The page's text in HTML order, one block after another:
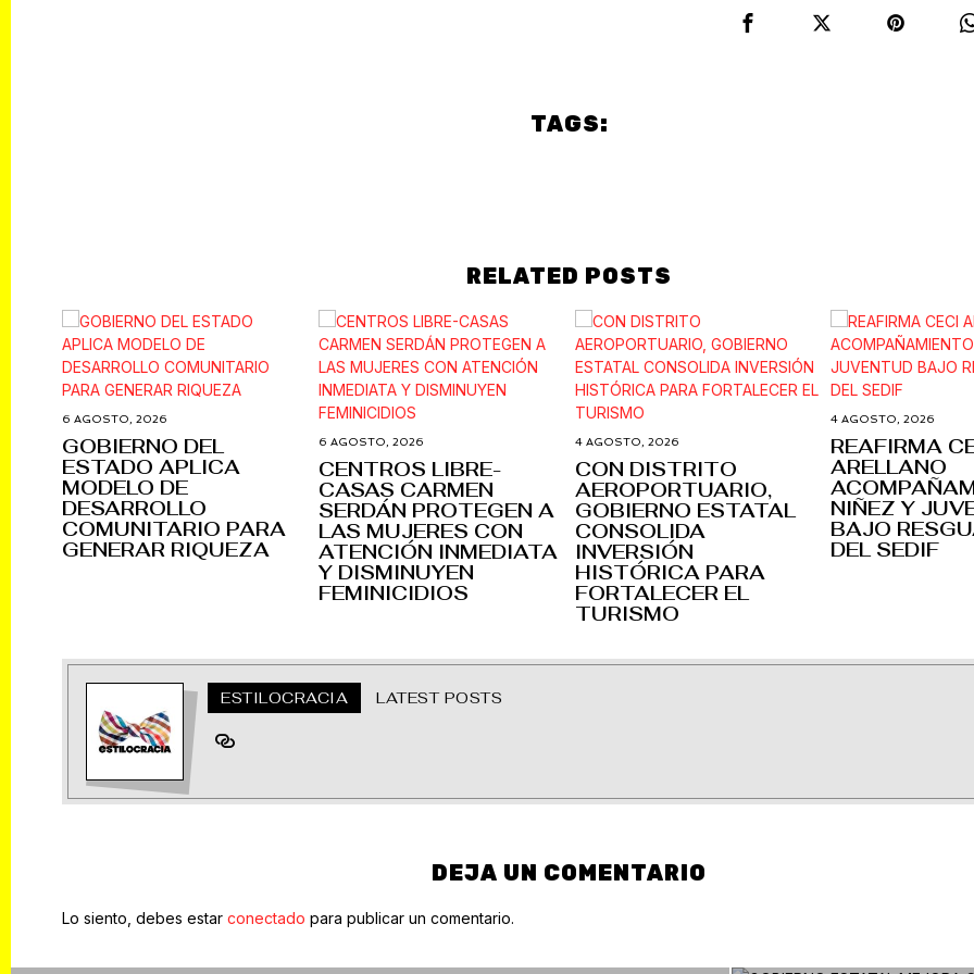
TAGS:
RELATED POSTS
6 AGOSTO, 2026
GOBIERNO DEL
ESTADO APLICA
MODELO DE
DESARROLLO
COMUNITARIO PARA
GENERAR RIQUEZA
6 AGOSTO, 2026
CENTROS LIBRE-
CASAS CARMEN
SERDÁN PROTEGEN A
LAS MUJERES CON
ATENCIÓN INMEDIATA
Y DISMINUYEN
FEMINICIDIOS
4 AGOSTO, 2026
CON DISTRITO
AEROPORTUARIO,
GOBIERNO ESTATAL
CONSOLIDA
INVERSIÓN
HISTÓRICA PARA
FORTALECER EL
TURISMO
4 AGOSTO, 2026
REAFIRMA
ARELLANO
NIÑEZ Y
BAJO
DEL SEDIF
ESTILOCRACIA LATEST POSTS
DEJA UN COMENTARIO
Lo siento, debes estar conectado para publicar un comentario.